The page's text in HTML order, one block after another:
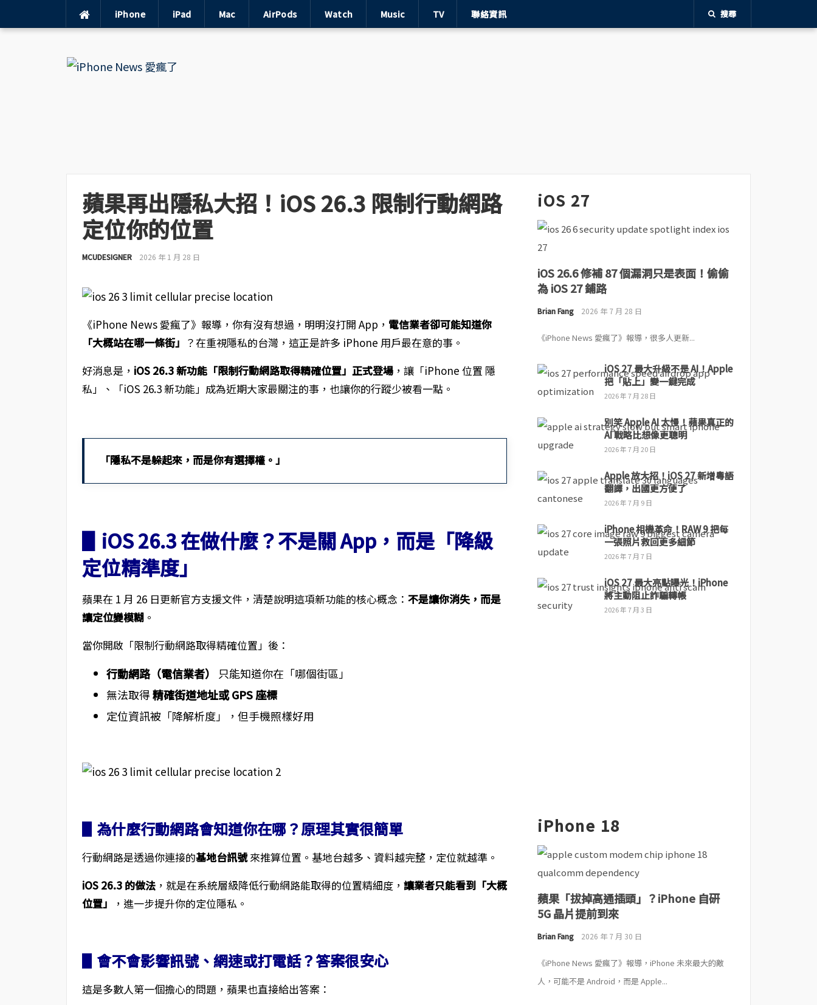
iPhone iPad Mac AirPods Watch Music TV 聯絡資訊 搜尋
蘋果再出隱私大招！iOS 26.3 限制行動網路
定位你的位置
MCUDESIGNER 2026 年 1 月 28 日
《iPhone News 愛瘋了》報導，你有沒有想過，明明沒打開 App， 電信業者卻可能知道你
「大概站在哪一條街」 ？在重視隱私的台灣，這正是許多 iPhone 用戶最在意的事。
好消息是， iOS 26.3 新功能「限制行動網路取得精確位置」正式登場，讓「iPhone 位置 隱
私」、「iOS 26.3 新功能」成為近期大家最關注的事，也讓你的行蹤少被看一點。
「隱私不是躲起來，而是你有選擇權。」
▋iOS 26.3 在做什麼？不是關 App，而是「降級
定位精準度」
蘋果在 1 月 26 日更新官方支援文件，清楚說明這項新功能的核心概念： 不是讓你消失，而是
讓定位變模糊。
當你開啟「限制行動網路取得精確位置」後：
行動網路（電信業者）
只能知道你在「哪個街區」
無法取得精確街道地址或 GPS 座標
定位資訊被「降解析度」，但手機照樣好用
▋為什麼行動網路會知道你在哪？原理其實很簡單
行動網路是透過你連接的基地台訊號來推算位置。基地台越多、資料越完整，定位就越準。
iOS 26.3 的做法，就是在系統層級降低行動網路能取得的位置精細度， 讓業者只能看到「大概
位置」
，進一步提升你的定位隱私。
▋會不會影響訊號、網速或打電話？答案很安心
這是多數人第一個擔心的問題，蘋果也直接給出答案：
iOS 27
iOS 26.6 修補 87 個漏洞只是表面！偷偷
為 iOS 27 鋪路
Brian Fang 2026 年 7 月 28 日
《iPhone News 愛瘋了》報導，很多人更新...
iOS 27 最大升級不是 AI！Apple
把「貼上」變一鍵完成
2026 年 7 月 28 日
別笑 Apple AI 太慢！蘋果真正的
AI 戰略比想像更聰明
2026 年 7 月 20 日
Apple 放大招！iOS 27 新增粵語
翻譯，出國更方便了
2026 年 7 月 9 日
iPhone 相機革命！RAW 9 把每
一張照片救回更多細節
2026 年 7 月 7 日
iOS 27 最大亮點曝光！iPhone
將主動阻止詐騙轉帳
2026 年 7 月 3 日
iPhone 18
蘋果「拔掉高通插頭」？iPhone 自研
5G 晶片提前到來
Brian Fang 2026 年 7 月 30 日
《iPhone News 愛瘋了》報導，iPhone 未來最大的敵
人，可能不是 Android，而是 Apple...